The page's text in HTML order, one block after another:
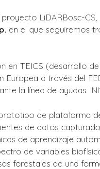
LiDARBosc-CS,
en el que seguiremos
en TEICS (desarrollo
Europea a través del
la línea de ayudas
de plataforma
de datos
de aprendizaje
de variables
forestales de una